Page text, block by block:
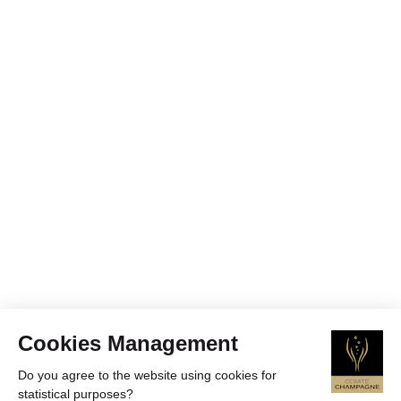
Cookies Management
Do you agree to the website using cookies for
statistical purposes?